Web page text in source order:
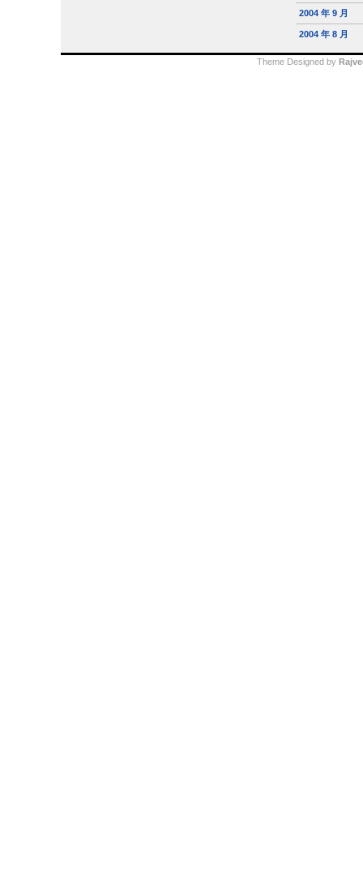
2004 年 9 月
2004 年 8 月
Theme Designed by